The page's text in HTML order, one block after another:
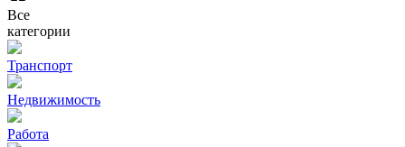
Все
категории
Транспорт
Недвижимость
Работа